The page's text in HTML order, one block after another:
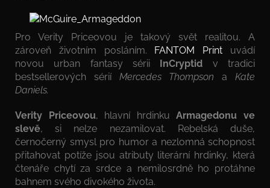
Pro Verity Priceovou je takový svět realitou. A
zároveň životním posláním. FANTOM Print uvádí
novou urban fantasy sérii InCryptid v tradici
bestsellerových sérií Mercedes Thompson aKate
Daniels.
Verity Priceovou, hlavní hrdinkuArmagedonu ve
slevě, si nelze nezamilovat. Rebelská duše,
černočerný smysl pro humor a nezlomná schopnost
přitahovat potíže jsou atributy literární hrdinky, která
čtenáře chytí za srdce a nemilosrdně ho protáhne
bahnem svého divokého života.